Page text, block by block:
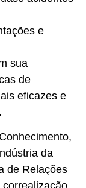
e
sua
de
eficazes e
da
de Relações